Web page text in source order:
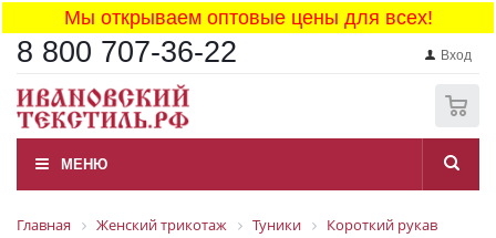
Мы открываем оптовые цены для всех!
8 800 707-36-22 Вход
МЕНЮ
Главная Женский трикотаж Туники
Короткий рукав